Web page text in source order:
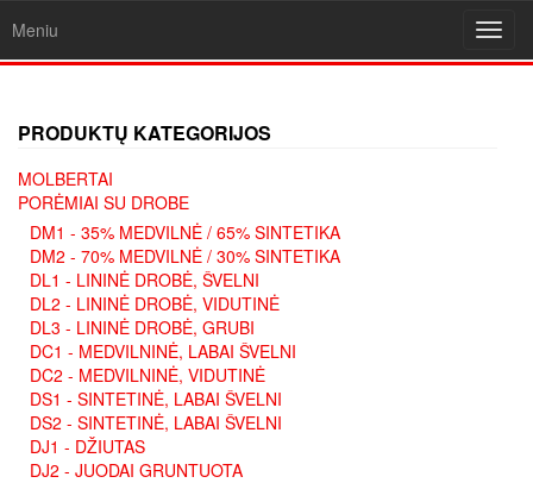
Meniu
PRODUKTŲ KATEGORIJOS
MOLBERTAI
PORĖMIAI SU DROBE
DM1 - 35% MEDVILNĖ / 65% SINTETIKA
DM2 - 70% MEDVILNĖ / 30% SINTETIKA
DL1 - LININĖ DROBĖ, ŠVELNI
DL2 - LININĖ DROBĖ, VIDUTINĖ
DL3 - LININĖ DROBĖ, GRUBI
DC1 - MEDVILNINĖ, LABAI ŠVELNI
DC2 - MEDVILNINĖ, VIDUTINĖ
DS1 - SINTETINĖ, LABAI ŠVELNI
DS2 - SINTETINĖ, LABAI ŠVELNI
DJ1 - DŽIUTAS
DJ2 - JUODAI GRUNTUOTA